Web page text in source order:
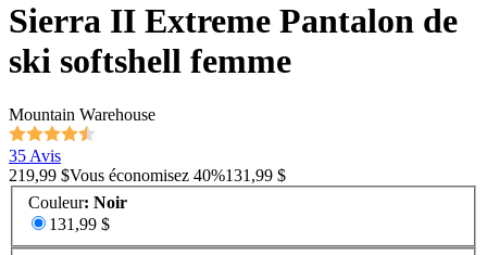
Sierra II Extreme Pantalon de
ski softshell femme
Mountain Warehouse
35 Avis
219,99 $Vous économisez 40%131,99 $
Couleur: Noir
131,99 $